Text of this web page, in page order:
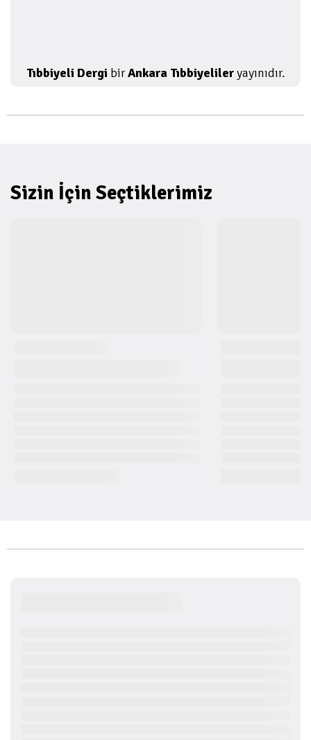
Tıbbiyeli Dergi birAnkara Tıbbiyelileryayınıdır.
Sizin İçin Seçtiklerimiz